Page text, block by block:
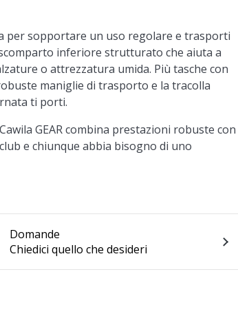
per sopportare un uso regolare e trasporti
inferiore strutturato che aiuta a
o attrezzatura umida. Più tasche con
maniglie di trasporto e la tracolla
ti porti.
GEAR combina prestazioni robuste con
e chiunque abbia bisogno di uno
Domande
Chiedici quello che desideri